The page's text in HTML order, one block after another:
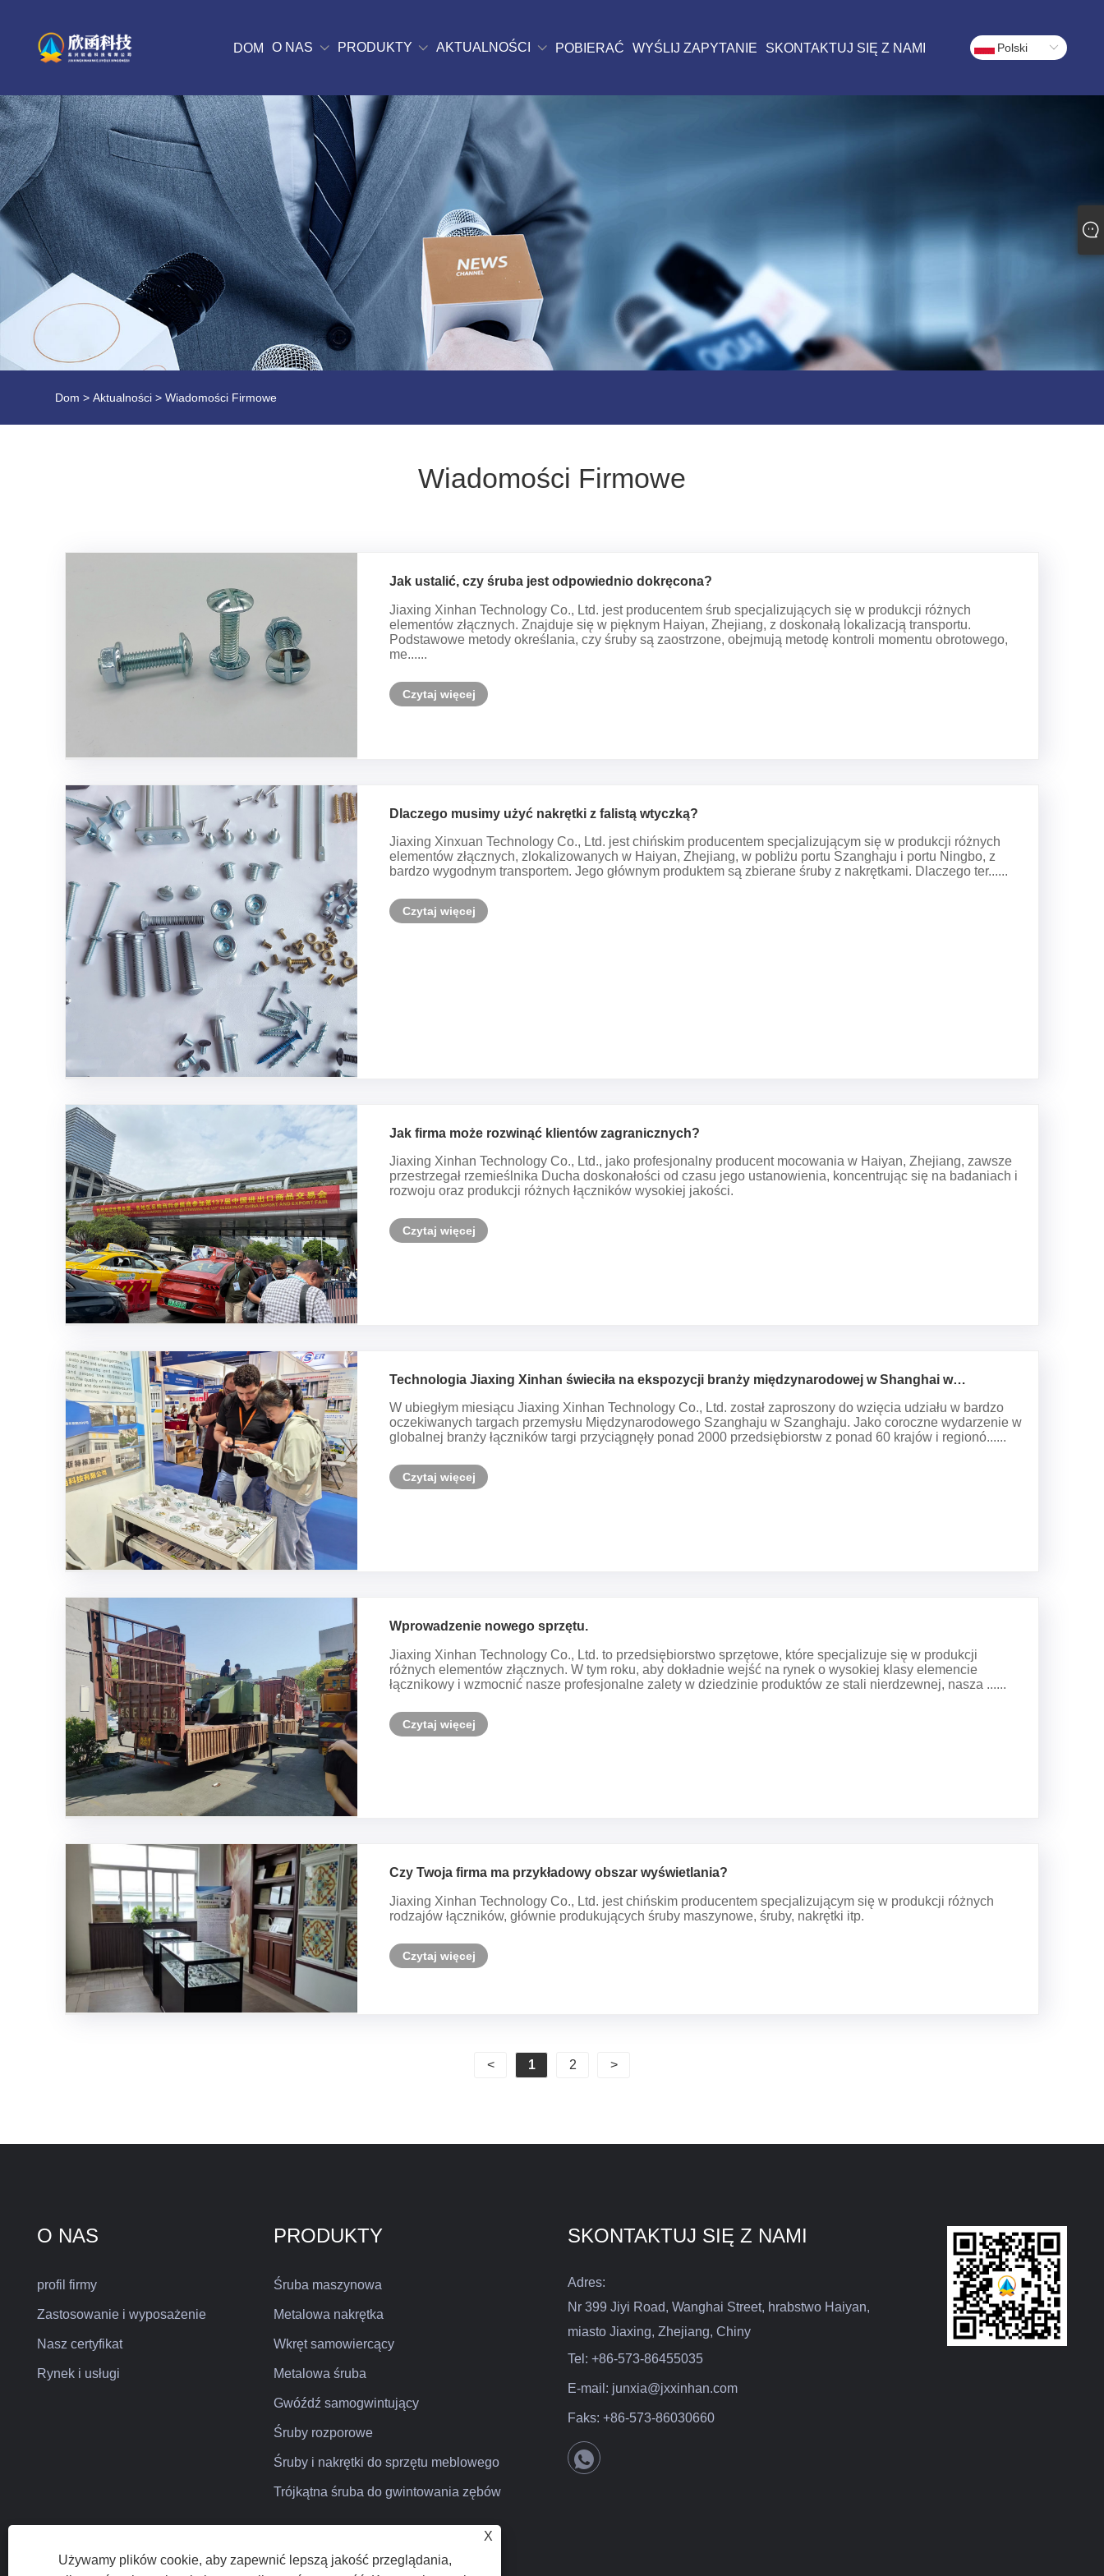
DOM O NAS PRODUKTY AKTUALNOŚCI POBIERAĆ WYŚLIJ ZAPYTANIE SKONTAKTUJ SIĘ Z NAMI Polski
Dom > Aktualności > Wiadomości Firmowe
Wiadomości Firmowe
Jak ustalić, czy śruba jest odpowiednio dokręcona?
Jiaxing Xinhan Technology Co., Ltd. jest producentem śrub specjalizujących się w produkcji różnych
elementów złącznych. Znajduje się w pięknym Haiyan, Zhejiang, z doskonałą lokalizacją transportu.
Podstawowe metody określania, czy śruby są zaostrzone, obejmują metodę kontroli momentu obrotowego,
me......
Czytaj więcej
Dlaczego musimy użyć nakrętki z falistą wtyczką?
Jiaxing Xinxuan Technology Co., Ltd. jest chińskim producentem specjalizującym się w produkcji różnych
elementów złącznych, zlokalizowanych w Haiyan, Zhejiang, w pobliżu portu Szanghaju i portu Ningbo, z
bardzo wygodnym transportem. Jego głównym produktem są zbierane śruby z nakrętkami. Dlaczego ter......
Czytaj więcej
Jak firma może rozwinąć klientów zagranicznych?
Jiaxing Xinhan Technology Co., Ltd., jako profesjonalny producent mocowania w Haiyan, Zhejiang, zawsze
przestrzegał rzemieślnika Ducha doskonałości od czasu jego ustanowienia, koncentrując się na badaniach i
rozwoju oraz produkcji różnych łączników wysokiej jakości.
Czytaj więcej
Technologia Jiaxing Xinhan świeciła na ekspozycji branży międzynarodowej w Shanghai w
W ubiegłym miesiącu Jiaxing Xinhan Technology Co., Ltd. został zaproszony do wzięcia udziału w bardzo
oczekiwanych targach przemysłu Międzynarodowego Szanghaju w Szanghaju. Jako coroczne wydarzenie w
globalnej branży łączników targi przyciągnęły ponad 2000 przedsiębiorstw z ponad 60 krajów i regionó......
Czytaj więcej
Wprowadzenie nowego sprzętu.
Jiaxing Xinhan Technology Co., Ltd. to przedsiębiorstwo sprzętowe, które specjalizuje się w produkcji
różnych elementów złącznych. W tym roku, aby dokładnie wejść na rynek o wysokiej klasy elemencie
łącznikowy i wzmocnić nasze profesjonalne zalety w dziedzinie produktów ze stali nierdzewnej, nasza ......
Czytaj więcej
Czy Twoja firma ma przykładowy obszar wyświetlania?
Jiaxing Xinhan Technology Co., Ltd. jest chińskim producentem specjalizującym się w produkcji różnych
rodzajów łączników, głównie produkujących śruby maszynowe, śruby, nakrętki itp.
Czytaj więcej
< 1 2 >
O NAS
profil firmy
Zastosowanie i wyposażenie
Nasz certyfikat
Rynek i usługi
PRODUKTY
Śruba maszynowa
Metalowa nakrętka
Wkręt samowiercący
Metalowa śruba
Gwóźdź samogwintujący
Śruby rozporowe
Śruby i nakrętki do sprzętu meblowego
Trójkątna śruba do gwintowania zębów
SKONTAKTUJ SIĘ Z NAMI
Adres:
Nr 399 Jiyi Road, Wanghai Street, hrabstwo Haiyan,
miasto Jiaxing, Zhejiang, Chiny
Tel:+86-573-86455035
E-mail: junxia@jxxinhan.com
Faks:+86-573-86030660
X
Używamy plików cookie, aby zapewnić lepszą jakość przeglądania,